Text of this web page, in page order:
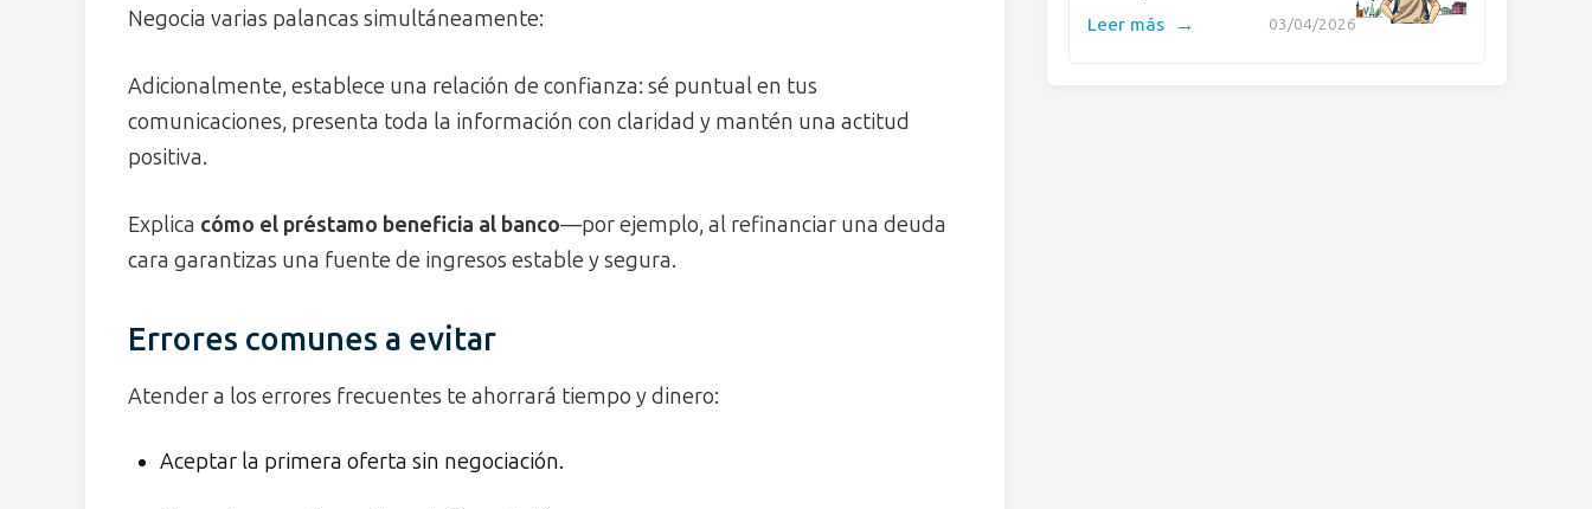
Negocia varias palancas simultáneamente:
Adicionalmente, establece una relación de confianza: sé puntual en tus
comunicaciones, presenta toda la información con claridad y mantén una actitud
positiva.
Explica cómo el préstamo beneficia al banco—por ejemplo, al refinanciar una deuda
cara garantizas una fuente de ingresos estable y segura.
Errores comunes a evitar
Atender a los errores frecuentes te ahorrará tiempo y dinero:
Aceptar la primera oferta sin negociación.
03/04/2026
Leer más →